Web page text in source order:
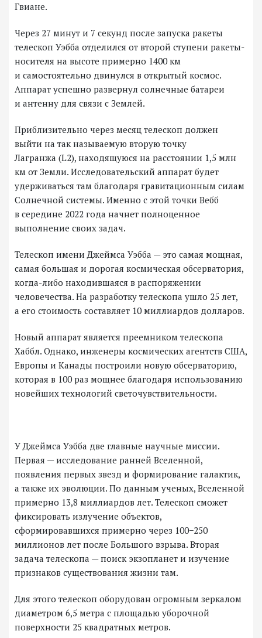
Гвиане.
Через 27 минут и 7 секунд после запуска ракеты
телескоп Уэбба отделился от второй ступени ракеты-
носителя на высоте примерно 1400 км
и самостоятельно двинулся в открытый космос.
Аппарат успешно развернул солнечные батареи
и антенну для связи с Землей.
Приблизительно через месяц телескоп должен
выйти на так называемую вторую точку
Лагранжа (L2), находящуюся на расстоянии 1,5 млн
км от Земли. Исследовательский аппарат будет
удерживаться там благодаря гравитационным силам
Солнечной системы. Именно с этой точки Вебб
в середине 2022 года начнет полноценное
выполнение своих задач.
Телескоп имени Джеймса Уэбба — это самая мощная,
самая большая и дорогая космическая обсерватория,
когда-либо находившаяся в распоряжении
человечества. На разработку телескопа ушло 25 лет,
а его стоимость составляет 10 миллиардов долларов.
Новый аппарат является преемником телескопа
Хаббл. Однако, инженеры космических агентств США,
Европы и Канады построили новую обсерваторию,
которая в 100 раз мощнее благодаря использованию
новейших технологий светочувствительности.
У Джеймса Уэбба две главные научные миссии.
Первая — исследование ранней Вселенной,
появления первых звезд и формирование галактик,
а также их эволюции. По данным ученых, Вселенной
примерно 13,8 миллиардов лет. Телескоп сможет
фиксировать излучение объектов,
сформировавшихся примерно через 100−250
миллионов лет после Большого взрыва. Вторая
задача телескопа — поиск экзопланет и изучение
признаков существования жизни там.
Для этого телескоп оборудован огромным зеркалом
диаметром 6,5 метра с площадью уборочной
поверхности 25 квадратных метров.